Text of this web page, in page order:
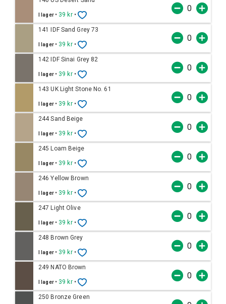
I lager • 39 kr •
141 IDF Sand Grey 73
I lager • 39 kr •
142 IDF Sinai Grey 82
I lager • 39 kr •
143 UK Light Stone No. 61
I lager • 39 kr •
244 Sand Beige
I lager • 39 kr •
245 Loam Beige
I lager • 39 kr •
246 Yellow Brown
I lager • 39 kr •
247 Light Olive
I lager • 39 kr •
248 Brown Grey
I lager • 39 kr •
249 NATO Brown
I lager • 39 kr •
250 Bronze Green